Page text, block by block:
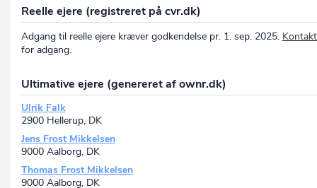
Reelle ejere (registreret på cvr.dk)
Adgang til reelle ejere kræver godkendelse pr. 1. sep. 2025.
for adgang.
Ultimative ejere (genereret af ownr.dk)
Ulrik Falk
2900 Hellerup, DK
Jens Frost Mikkelsen
9000 Aalborg, DK
Thomas Frost Mikkelsen
9000 Aalborg, DK